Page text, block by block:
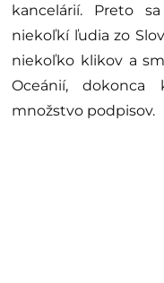
kancelárií. Preto
niekoľkí ľudia zo
niekoľko klikov a
Oceánií,
množstvo podpisov.